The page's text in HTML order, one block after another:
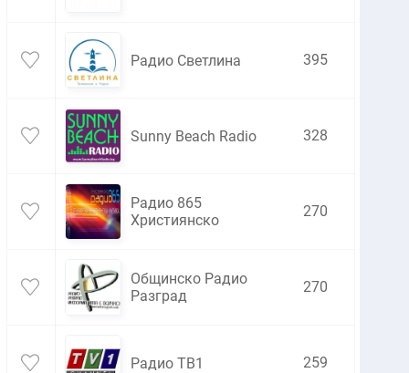
Радио Светлина 395
Sunny Beach Radio 328
Радио 865
Християнско
270
Общинско Радио
Разград
270
Радио ТВ1 259